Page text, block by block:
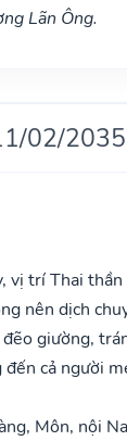
Lãn Ông.
02/2035
vị trí Thai
nên dịch
giường,
cả người
Môn, nội